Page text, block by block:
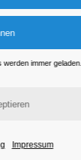
immer geladen.
Impressum